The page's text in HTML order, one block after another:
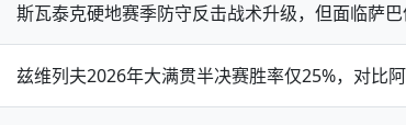
斯瓦泰克硬地赛季防守反击战术升级，但面临萨
兹维列夫2026年大满贯半决赛胜率仅25%，对比